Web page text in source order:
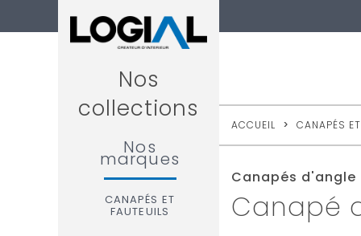
Nos
collections
Nos
marques
CANAPÉS ET
FAUTEUILS
ACCUEIL > CANAPÉS
Canapés d'angle
Canapé